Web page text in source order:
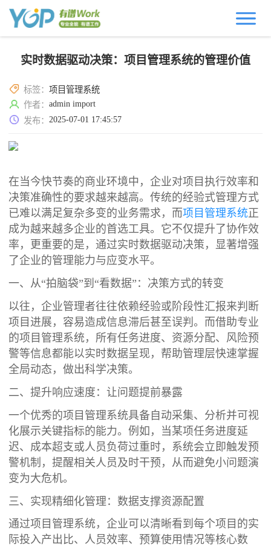
实时数据驱动决策：项目管理系统的管理价值
标签：项目管理系统
作者：admin import
发布：2025-07-01 17:45:57
在当今快节奏的商业环境中，企业对项目执行效率和
决策准确性的要求越来越高。传统的经验式管理方式
已难以满足复杂多变的业务需求，而项目管理系统正
成为越来越多企业的首选工具。它不仅提升了协作效
率，更重要的是，通过实时数据驱动决策，显著增强
了企业的管理能力与应变水平。
一、从“拍脑袋”到“看数据”：决策方式的转变
以往，企业管理者往往依赖经验或阶段性汇报来判断
项目进展，容易造成信息滞后甚至误判。而借助专业
的项目管理系统，所有任务进度、资源分配、风险预
警等信息都能以实时数据呈现，帮助管理层快速掌握
全局动态，做出科学决策。
二、提升响应速度：让问题提前暴露
一个优秀的项目管理系统具备自动采集、分析并可视
化展示关键指标的能力。例如，当某项任务进度延
迟、成本超支或人员负荷过重时，系统会立即触发预
警机制，提醒相关人员及时干预，从而避免小问题演
变为大危机。
三、实现精细化管理：数据支撑资源配置
通过项目管理系统，企业可以清晰看到每个项目的实
际投入产出比、人员效率、预算使用情况等核心数